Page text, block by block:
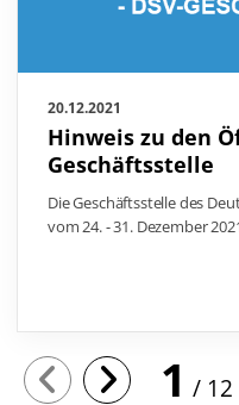
20.12.2021
Hinweis zu den
Geschäftsstelle
Die Geschäftsstelle des
vom 24. - 31. Dezember
1 12